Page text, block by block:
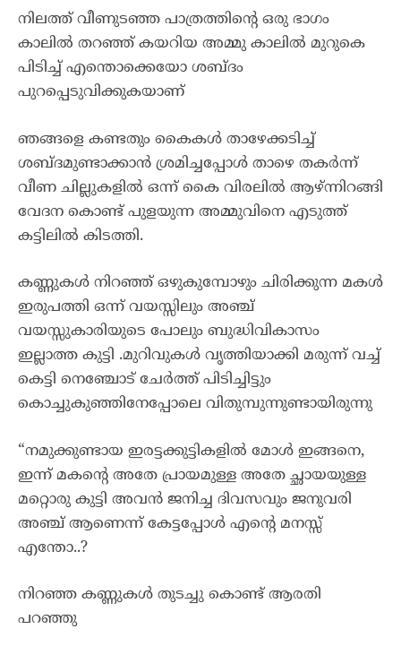
നിലത്ത് വീണുടഞ്ഞ പാത്രത്തിന്റെ ഒരു ഭാഗം
കാലിൽ തറഞ്ഞ് കയറിയ അമ്മു കാലിൽ മുറുകെ
പിടിച്ച് എന്തൊക്കെയോ ശബ്ദം
പുറപ്പെടുവിക്കുകയാണ്
ഞങ്ങളെ കണ്ടതും കൈകൾ താഴേക്കടിച്ച്
ശബ്ദമുണ്ടാക്കാൻ ശ്രമിച്ചപ്പോൾ താഴെ തകർന്ന്
വീണ ചില്ലുകളിൽ ഒന്ന് കൈ വിരലിൽ ആഴ്ന്നിറങ്ങി
വേദന കൊണ്ട് പുളയുന്ന അമ്മുവിനെ എടുത്ത്
കട്ടിലിൽ കിടത്തി.
കണ്ണുകൾ നിറഞ്ഞ് ഒഴുകുമ്പോഴും ചിരിക്കുന്ന മകൾ
ഇരുപത്തി ഒന്ന് വയസ്സിലും അഞ്ച്
വയസ്സുകാരിയുടെ പോലും ബുദ്ധിവികാസം
ഇല്ലാത്ത കുട്ടി .മുറിവുകൾ വൃത്തിയാക്കി മരുന്ന് വച്ച്
കെട്ടി നെഞ്ചോട് ചേർത്ത് പിടിച്ചിട്ടും
കൊച്ചുകുഞ്ഞിനേപ്പോലെ വിതുമ്പുന്നുണ്ടായിരുന്നു
“നമുക്കുണ്ടായ ഇരട്ടക്കുട്ടികളിൽ മോൾ ഇങ്ങനെ,
ഇന്ന് മകന്റെ അതേ പ്രായമുള്ള അതേ ച്ഛായയുള്ള
മറ്റൊരു കുട്ടി അവൻ ജനിച്ച ദിവസവും ജനുവരി
അഞ്ച് ആണെന്ന് കേട്ടപ്പോൾ എന്റെ മനസ്സ്
എന്തോ..?
നിറഞ്ഞ കണ്ണുകൾ തുടച്ചു കൊണ്ട് ആരതി
പറഞ്ഞു